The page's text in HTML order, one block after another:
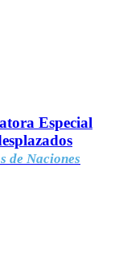
Especial
de Naciones